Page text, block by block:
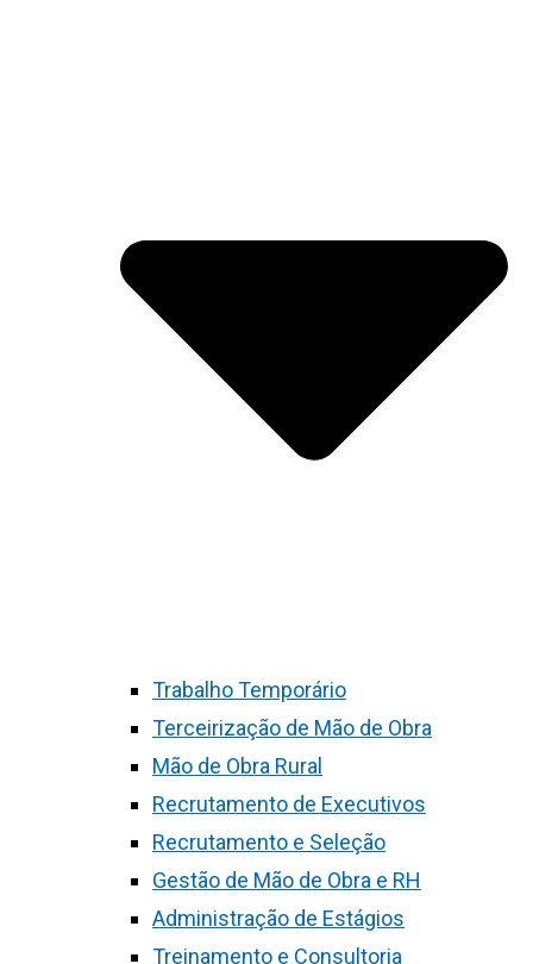
Trabalho Temporário
Terceirização de Mão de Obra
Mão de Obra Rural
Recrutamento de Executivos
Recrutamento e Seleção
Gestão de Mão de Obra e RH
Administração de Estágios
Treinamento e Consultoria